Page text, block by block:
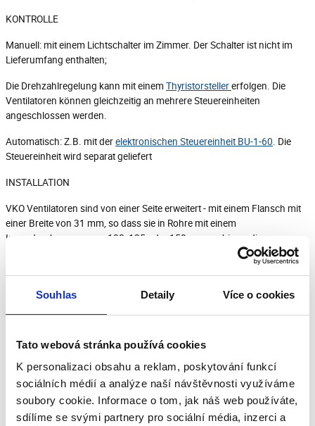
Souhlas Detaily Více o cookies
Tato webová stránka používá cookies
K personalizaci obsahu a reklam, poskytování funkcí
sociálních médií a analýze naší návštěvnosti využíváme
soubory cookie. Informace o tom, jak náš web používáte,
sdílíme se svými partnery pro sociální média, inzerci a
KONTROLLE
Manuell: mit einem Lichtschalter im Zimmer. Der Schalter ist nicht im
Lieferumfang enthalten;
Die Drehzahlregelung kann mit einem Thyristorstellererfolgen. Die
Ventilatoren können gleichzeitig an mehrere Steuereinheiten
angeschlossen werden.
Automatisch: Z.B. mit derelektronischen Steuereinheit BU-1-60. Die
Steuereinheit wird separat geliefert
INSTALLATION
VKO Ventilatoren sind von einer Seite erweitert - mit einem Flansch mit
einer Breite von 31 mm, so dass sie in Rohre mit einem
Innendurchmesser von 100, 125 oder 150mm nur bis zu diesem
Flansch einschuben werden können.Zur Druckerhöhung können zwei
Um einen Lüfter mit einem 12V Niederspannungsmotor an das
Technische Daten
Gewicht: 410 g
Frequenz: 50/60 Hz
Maximale Temperatur: 40 °C